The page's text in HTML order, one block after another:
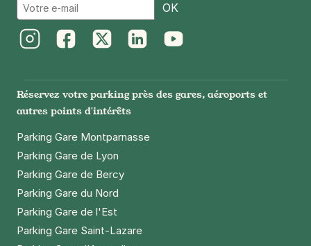
OK
Réservez votre parking près des gares, aéroports et
autres points d'intérêts
Parking Gare Montparnasse
Parking Gare de Lyon
Parking Gare de Bercy
Parking Gare du Nord
Parking Gare de l'Est
Parking Gare Saint-Lazare